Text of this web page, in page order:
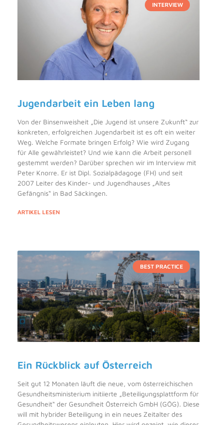
INTERVIEW
Jugendarbeit ein Leben lang
Von der Binsenweisheit „Die Jugend ist unsere Zukunft“ zur
konkreten, erfolgreichen Jugendarbeit ist es oft ein weiter
Weg. Welche Formate bringen Erfolg? Wie wird Zugang
für Alle gewährleistet? Und wie kann die Arbeit personell
gestemmt werden? Darüber sprechen wir im Interview mit
Peter Knorre. Er ist Dipl. Sozialpädagoge (FH) und seit
2007 Leiter des Kinder- und Jugendhauses „Altes
Gefängnis“ in Bad Säckingen.
ARTIKEL LESEN
BEST PRACTICE
Ein Rückblick auf Österreich
Seit gut 12 Monaten läuft die neue, vom österreichischen
Gesundheitsministerium initiierte „Beteiligungsplattform für
Gesundheit“ der Gesundheit Österreich GmbH (GÖG). Diese
will mit hybrider Beteiligung in ein neues Zeitalter des